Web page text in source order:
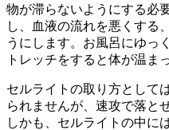
物が滞らないようにする必
し、血液の流れを悪くする
うにします。お風呂にゆっ
トレッチをすると体が温ま
セルライトの取り方として
られませんが、速攻で落と
しかも、セルライトの中に